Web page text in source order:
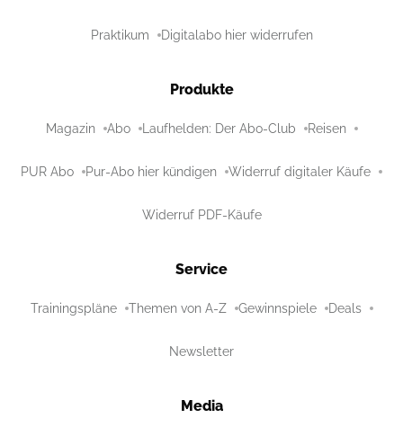
Praktikum Digitalabo hier widerrufen
Produkte
Magazin Abo Laufhelden: Der Abo-Club Reisen
PUR Abo Pur-Abo hier kündigen Widerruf digitaler Käufe
Widerruf PDF-Käufe
Service
Trainingspläne Themen von A-Z Gewinnspiele Deals
Newsletter
Media